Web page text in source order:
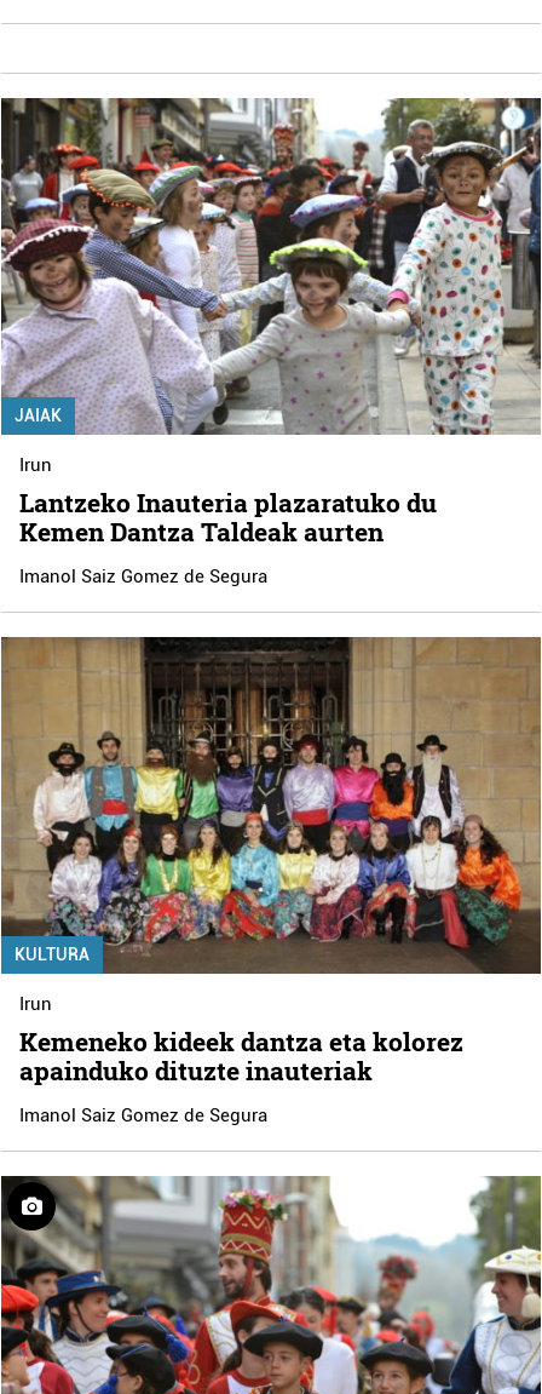
JAIAK
Irun
Lantzeko Inauteria plazaratuko du
Kemen Dantza Taldeak aurten
Imanol Saiz Gomez de Segura
KULTURA
Irun
Kemeneko kideek dantza eta kolorez
apainduko dituzte inauteriak
Imanol Saiz Gomez de Segura